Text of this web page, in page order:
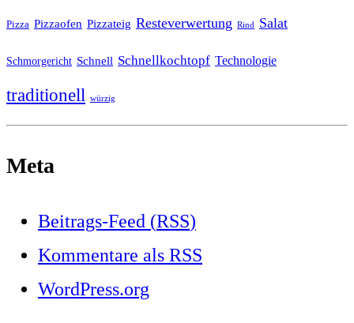
Pizza Pizzaofen Pizzateig Resteverwertung Rind Salat
Schmorgericht Schnell Schnellkochtopf Technologie
traditionell würzig
Meta
Beitrags-Feed (RSS)
Kommentare als RSS
WordPress.org